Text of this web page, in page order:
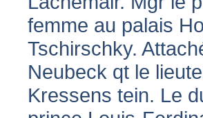
femme au palais
Tschirschky.
Neubeck qt le
Kressens tein. Le